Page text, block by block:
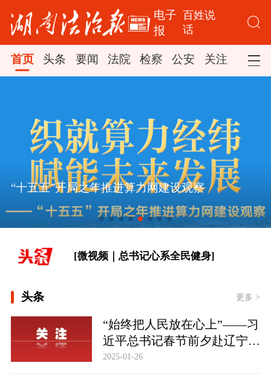
电子
报
百姓说
话
首页 头条 要闻 法院 检察 公安 关注 司法
“十五五”开局之年推进算力网建设观察
[学习新语·铸魂强党｜学懂弄通做实党
的创新理论]
时政专题片丨奋力开创中国式现代化建
设新局面——习近平总书记今年以来治
[微视频｜总书记心系全民健身]
时政专题片丨奋力开创中国式现代化建
设新局面——习近平总书记今年以来治
国理政纪实
头条 更多 >
“始终把人民放在心上”——习
近平总书记春节前夕赴辽宁看
望慰问基层干部群众纪实
2025-01-26